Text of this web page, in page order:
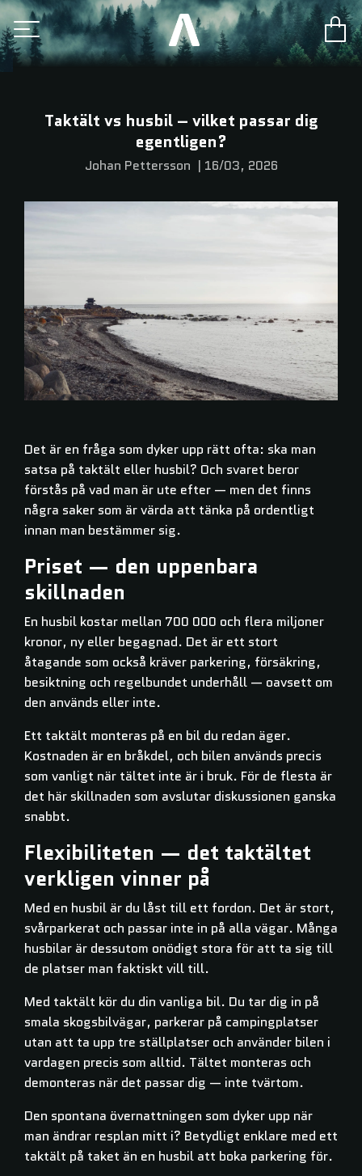
Taktält vs husbil – vilket passar dig
egentligen?
Johan Pettersson | 16/03, 2026
Det är en fråga som dyker upp rätt ofta: ska man
satsa på taktält eller husbil? Och svaret beror
förstås på vad man är ute efter — men det finns
några saker som är värda att tänka på ordentligt
innan man bestämmer sig.
Priset — den uppenbara
skillnaden
En husbil kostar mellan 700 000 och flera miljoner
kronor, ny eller begagnad. Det är ett stort
åtagande som också kräver parkering, försäkring,
besiktning och regelbundet underhåll — oavsett om
den används eller inte.
Ett taktält monteras på en bil du redan äger.
Kostnaden är en bråkdel, och bilen används precis
som vanligt när tältet inte är i bruk. För de flesta är
det här skillnaden som avslutar diskussionen ganska
snabbt.
Flexibiliteten — det taktältet
verkligen vinner på
Med en husbil är du låst till ett fordon. Det är stort,
svårparkerat och passar inte in på alla vägar. Många
husbilar är dessutom onödigt stora för att ta sig till
de platser man faktiskt vill till.
Med taktält kör du din vanliga bil. Du tar dig in på
smala skogsbilvägar, parkerar på campingplatser
utan att ta upp tre ställplatser och använder bilen i
vardagen precis som alltid. Tältet monteras och
demonteras när det passar dig — inte tvärtom.
Den spontana övernattningen som dyker upp när
man ändrar resplan mitt i? Betydligt enklare med ett
taktält på taket än en husbil att boka parkering för.